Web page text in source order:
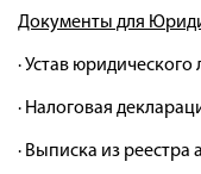
Документы для
· Устав
· Налоговая
· Выписка из